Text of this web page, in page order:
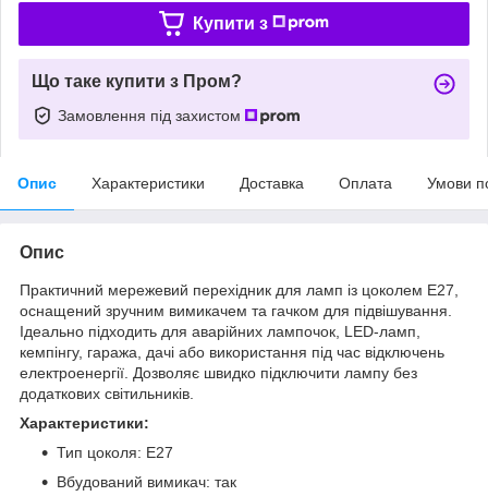
Купити з
Що таке купити з Пром?
Замовлення під захистом
Опис Характеристики Доставка Оплата Умови
Опис
Практичний мережевий перехідник для ламп із цоколем E27,
оснащений зручним вимикачем та гачком для підвішування.
Ідеально підходить для аварійних лампочок, LED-ламп,
кемпінгу, гаража, дачі або використання під час відключень
електроенергії. Дозволяє швидко підключити лампу без
додаткових світильників.
Характеристики:
Тип цоколя: E27
Вбудований вимикач: так